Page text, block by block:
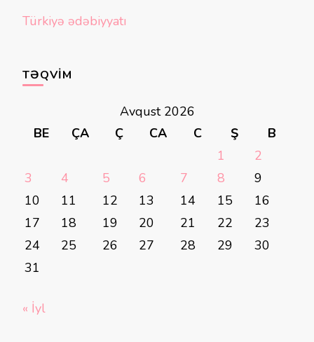
Türkiyə ədəbiyyatı
TƏQVIM
Avqust 2026
BE
ÇA Ç CA C Ş
B
1
2
3
4 5 6 7 8
9
10
11 12 13 14 15
16
17
18 19 20 21 22
23
24
25 26 27 28 29
30
31
« İyl